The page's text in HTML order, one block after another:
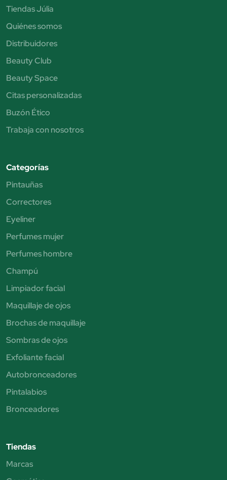
Tiendas Júlia
Quiénes somos
Distribuidores
Beauty Club
Beauty Space
Citas personalizadas
Buzón Ético
Trabaja con nosotros
Categorías
Pintauñas
Correctores
Eyeliner
Perfumes mujer
Perfumes hombre
Champú
Limpiador facial
Maquillaje de ojos
Brochas de maquillaje
Sombras de ojos
Exfoliante facial
Autobronceadores
Pintalabios
Bronceadores
Tiendas
Marcas